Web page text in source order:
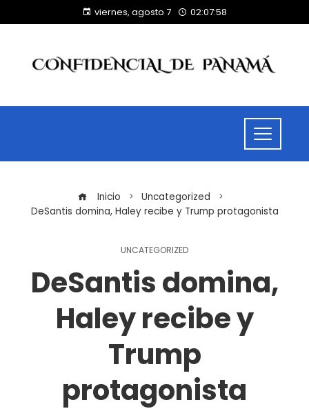
viernes, agosto 7 02:07:59
Inicio
Uncategorized
DeSantis domina, Haley recibe y Trump protagonista
UNCATEGORIZED
DeSantis domina,
Haley recibe y
Trump
protagonista